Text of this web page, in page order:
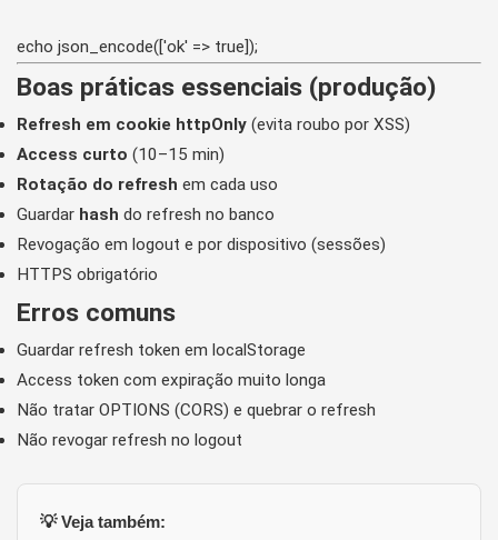
Boas práticas essenciais (produção)
Refresh em cookie httpOnly (evita roubo por XSS)
Access curto (10–15 min)
Rotação do refresh em cada uso
Guardar hash do refresh no banco
Revogação em logout e por dispositivo (sessões)
HTTPS obrigatório
Erros comuns
Guardar refresh token em localStorage
Access token com expiração muito longa
Não tratar OPTIONS (CORS) e quebrar o refresh
Não revogar refresh no logout
💡 Veja também: